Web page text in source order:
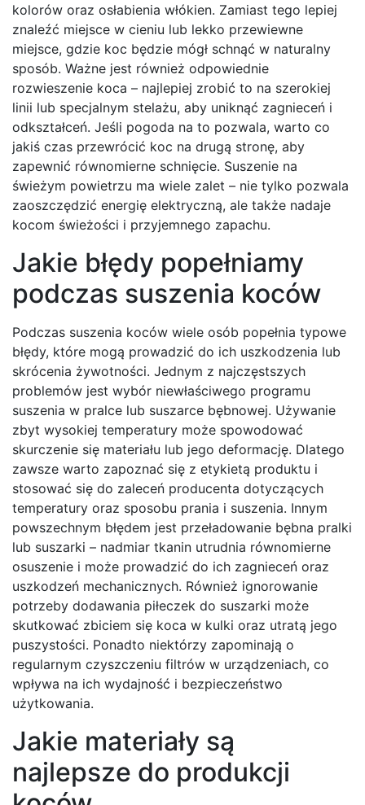
kolorów oraz osłabienia włókien. Zamiast tego lepiej
znaleźć miejsce w cieniu lub lekko przewiewne
miejsce, gdzie koc będzie mógł schnąć w naturalny
sposób. Ważne jest również odpowiednie
rozwieszenie koca – najlepiej zrobić to na szerokiej
linii lub specjalnym stelażu, aby uniknąć zagnieceń i
odkształceń. Jeśli pogoda na to pozwala, warto co
jakiś czas przewrócić koc na drugą stronę, aby
zapewnić równomierne schnięcie. Suszenie na
świeżym powietrzu ma wiele zalet – nie tylko pozwala
zaoszczędzić energię elektryczną, ale także nadaje
kocom świeżości i przyjemnego zapachu.
Jakie błędy popełniamy
podczas suszenia koców
Podczas suszenia koców wiele osób popełnia typowe
błędy, które mogą prowadzić do ich uszkodzenia lub
skrócenia żywotności. Jednym z najczęstszych
problemów jest wybór niewłaściwego programu
suszenia w pralce lub suszarce bębnowej. Używanie
zbyt wysokiej temperatury może spowodować
skurczenie się materiału lub jego deformację. Dlatego
zawsze warto zapoznać się z etykietą produktu i
stosować się do zaleceń producenta dotyczących
temperatury oraz sposobu prania i suszenia. Innym
powszechnym błędem jest przeładowanie bębna pralki
lub suszarki – nadmiar tkanin utrudnia równomierne
osuszenie i może prowadzić do ich zagnieceń oraz
uszkodzeń mechanicznych. Również ignorowanie
potrzeby dodawania piłeczek do suszarki może
skutkować zbiciem się koca w kulki oraz utratą jego
puszystości. Ponadto niektórzy zapominają o
regularnym czyszczeniu filtrów w urządzeniach, co
wpływa na ich wydajność i bezpieczeństwo
użytkowania.
Jakie materiały są
najlepsze do produkcji